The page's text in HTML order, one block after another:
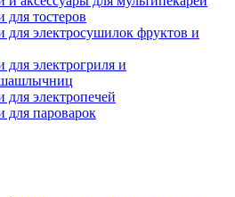
для тостеров
для электросушилок фруктов и
для электрогриля и
для электропечей
для пароварок